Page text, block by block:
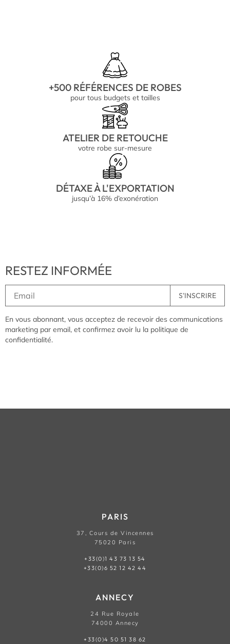
+500 RÉFÉRENCES DE ROBES
pour tous budgets et tailles
ATELIER DE RETOUCHE
votre robe sur-mesure
DÉTAXE À L'EXPORTATION
jusqu’à 16% d’exonération
RESTEZ INFORMÉE
En vous abonnant, vous acceptez de recevoir des communications
marketing par email, et confirmez avoir lu la politique de
confidentialité.
PARIS
37, Cours de Vincennes
75020 Paris
+33(0)1 43 73 13 54
+33(0)6 52 12 42 44
ANNECY
24 Rue Royale
74000 Annecy
+33(0)4 50 51 38 62